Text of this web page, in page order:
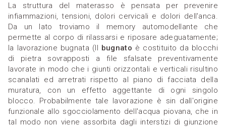
La struttura del materasso è pensata per prevenire
infiammazioni, tensioni, dolori cervicali e dolori dell'anca.
Da un lato troviamo il memory automodellante che
permette al corpo di rilassarsi e riposare adeguatamente;
la lavorazione bugnata (Il bugnato è costituito da blocchi
di pietra sovrapposti a file sfalsate preventivamente
lavorate in modo che i giunti orizzontali e verticali risultino
scanalati ed arretrati rispetto al piano di facciata della
muratura, con un effetto aggettante di ogni singolo
blocco. Probabilmente tale lavorazione è sin dall'origine
funzionale allo sgocciolamento dell'acqua piovana, che in
tal modo non viene assorbita dagli interstizi di giunzione